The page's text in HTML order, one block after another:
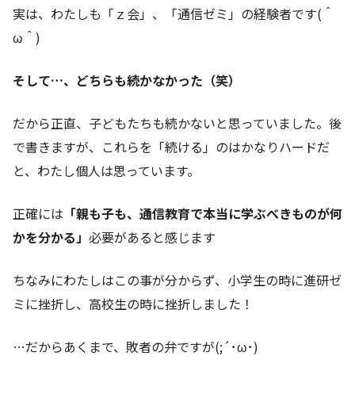
実は、わたしも「ｚ会」、「通信ゼミ」の経験者です(＾
ω＾)
そして…、どちらも続かなかった（笑）
だから正直、子どもたちも続かないと思っていました。後
で書きますが、これらを「続ける」のはかなりハードだ
と、わたし個人は思っています。
正確には 「親も子も、通信教育で本当に学ぶべきものが何
かを分かる」 必要があると感じます
ちなみにわたしはこの事が分からず、小学生の時に進研ゼ
ミに挫折し、高校生の時に挫折しました！
…だからあくまで、敗者の弁ですが(;´･ω･)